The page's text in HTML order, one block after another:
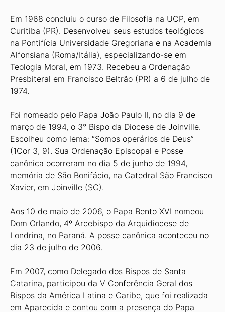
Em 1968 concluiu o curso de Filosofia na UCP, em
Curitiba (PR). Desenvolveu seus estudos teológicos
na Pontifícia Universidade Gregoriana e na Academia
Alfonsiana (Roma/Itália), especializando-se em
Teologia Moral, em 1973. Recebeu a Ordenação
Presbiteral em Francisco Beltrão (PR) a 6 de julho de
1974.
Foi nomeado pelo Papa João Paulo II, no dia 9 de
março de 1994, o 3° Bispo da Diocese de Joinville.
Escolheu como lema: “Somos operários de Deus”
(1Cor 3, 9). Sua Ordenação Episcopal e Posse
canônica ocorreram no dia 5 de junho de 1994,
memória de São Bonifácio, na Catedral São Francisco
Xavier, em Joinville (SC).
Aos 10 de maio de 2006, o Papa Bento XVI nomeou
Dom Orlando, 4º Arcebispo da Arquidiocese de
Londrina, no Paraná. A posse canônica aconteceu no
dia 23 de julho de 2006.
Em 2007, como Delegado dos Bispos de Santa
Catarina, participou da V Conferência Geral dos
Bispos da América Latina e Caribe, que foi realizada
em Aparecida e contou com a presença do Papa